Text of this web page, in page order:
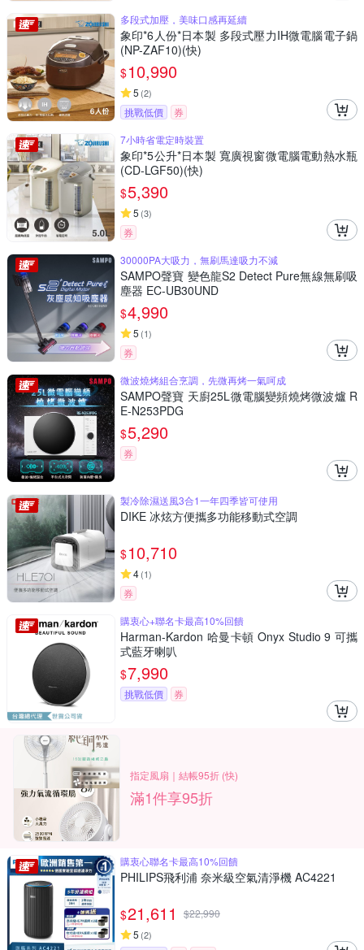
多段式加壓，美味口感再延續
象印*6人份*日本製 多段式壓力IH微電腦電子鍋
(NP-ZAF10)(快)
$10,990
5 (2)
挑戰低價
券
7小時省電定時裝置
象印*5公升*日本製 寬廣視窗微電腦電動熱水瓶
(CD-LGF50)(快)
$5,390
5 (3)
券
30000PA大吸力，無刷馬達吸力不減
SAMPO聲寶 變色龍S2 Detect Pure無線無刷吸
塵器 EC-UB30UND
$4,990
5 (1)
券
微波燒烤組合烹調，先微再烤一氣呵成
SAMPO聲寶 天廚25L微電腦變頻燒烤微波爐 R
E-N253PDG
$5,290
券
製冷除濕送風3合1一年四季皆可使用
DIKE 冰炫方便攜多功能移動式空調
$10,710
4(1)
券
購衷心+聯名卡最高10%回饋
Harman-Kardon 哈曼卡頓 Onyx Studio 9 可攜
式藍牙喇叭
$7,990
挑戰低價 券
指定風扇｜結帳95折 (快)
滿1件享95折
購衷心聯名卡最高10%回饋
PHILIPS飛利浦 奈米級空氣清淨機 AC4221
$21,611 $22,990
5 (2)